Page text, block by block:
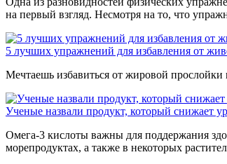
на первый взгляд. Несмотря на то, что
5 лучших упражнений для избавления от
Мечтаешь избавиться от жировой прослойки
Ученые назвали продукт, который снижает
Омега-3 кислоты важны для поддержания
морепродуктах, а также в некоторых